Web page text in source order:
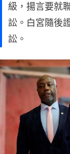
級，揚言要就
訟。白宮隨後
訟。